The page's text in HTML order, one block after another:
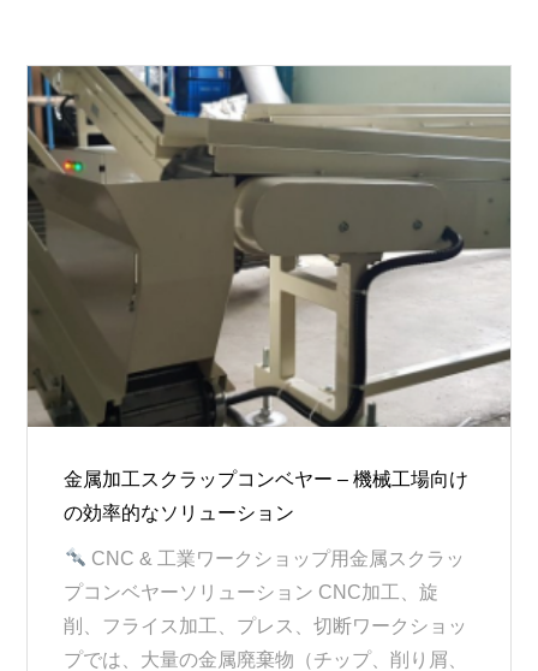
金属加工スクラップコンベヤー – 機械工場向け
の効率的なソリューション
CNC & 工業ワークショップ用金属スクラッ
プコンベヤーソリューション CNC加工、旋
削、フライス加工、プレス、切断ワークショッ
プでは、大量の金属廃棄物（チップ、削り屑、